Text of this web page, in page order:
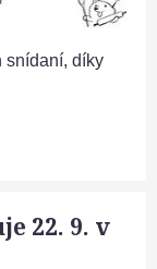
snídaní, díky
22. 9. v